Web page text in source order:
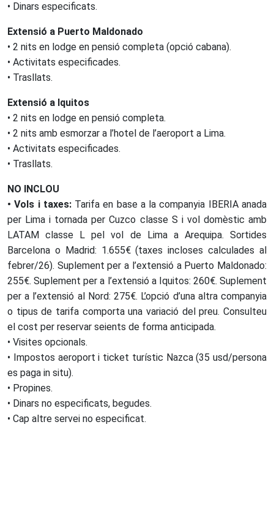
• Dinars especificats.
Extensió a Puerto Maldonado
• 2 nits en lodge en pensió completa (opció cabana).
• Activitats especificades.
• Trasllats.
Extensió a Iquitos
• 2 nits en lodge en pensió completa.
• 2 nits amb esmorzar a l’hotel de l’aeroport a Lima.
• Activitats especificades.
• Trasllats.
NO INCLOU
• Vols i taxes:Tarifa en base a la companyia IBERIA anada
per Lima i tornada per Cuzco classe S i vol domèstic amb
LATAM classe L pel vol de Lima a Arequipa. Sortides
Barcelona o Madrid: 1.655€ (taxes incloses calculades al
febrer/26). Suplement per a l’extensió a Puerto Maldonado:
255€. Suplement per a l’extensió a Iquitos: 260€. Suplement
per a l’extensió al Nord: 275€. L’opció d’una altra companyia
o tipus de tarifa comporta una variació del preu. Consulteu
el cost per reservar seients de forma anticipada.
• Visites opcionals.
• Impostos aeroport i ticket turístic Nazca (35 usd/persona
es paga in situ).
• Propines.
• Dinars no especificats, begudes.
• Cap altre servei no especificat.